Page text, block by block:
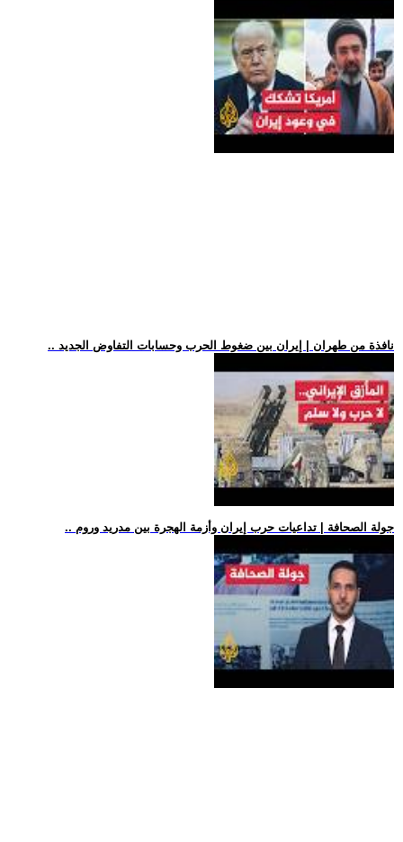
.. نافذة من طهران | إيران بين ضغوط الحرب وحسابات التفاوض الجديد
.. جولة الصحافة | تداعيات حرب إيران وأزمة الهجرة بين مدريد وروم